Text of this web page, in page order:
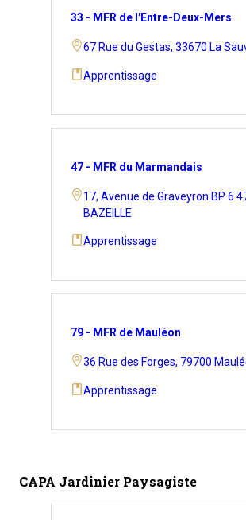
33 - MFR de l'Entre-Deux-Mers
67 Rue du Gestas, 33670 La
Apprentissage
47 - MFR du Marmandais
17, Avenue de Graveyron BP 6
BAZEILLE
Apprentissage
79 - MFR de Mauléon
36 Rue des Forges, 79700
Apprentissage
CAPA Jardinier Paysagiste